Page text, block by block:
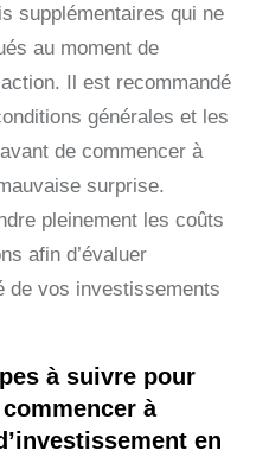
supplémentaires qui ne
au moment de
Il est recommandé
générales et les
de commencer à
surprise.
pleinement les coûts
afin d’évaluer
de vos investissements
à suivre pour
à
en